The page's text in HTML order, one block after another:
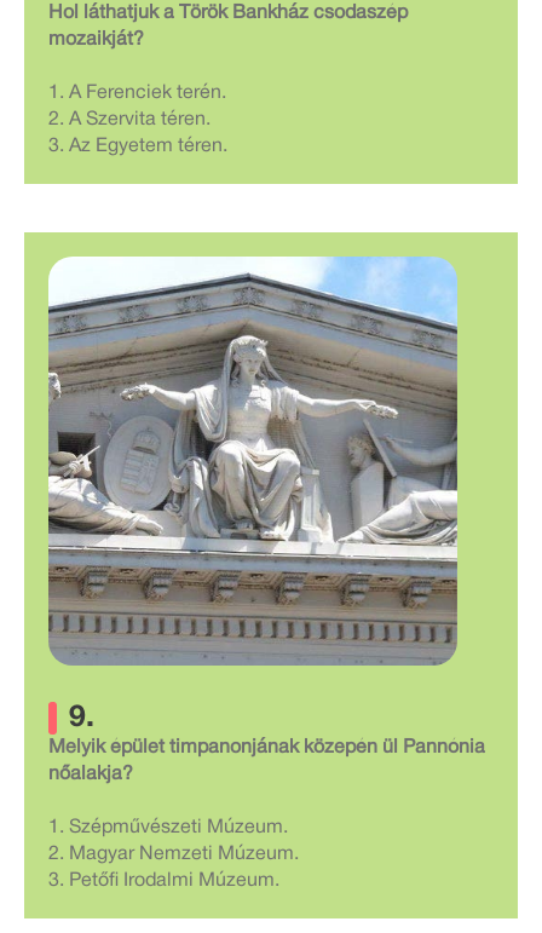
Hol láthatjuk a Török Bankház csodaszép
mozaikját?
1. A Ferenciek terén.
2. A Szervita téren.
3. Az Egyetem téren.
9.
Melyik épület timpanonjának közepén ül Pannónia
nőalakja?
1. Szépművészeti Múzeum.
2. Magyar Nemzeti Múzeum.
3. Petőfi Irodalmi Múzeum.